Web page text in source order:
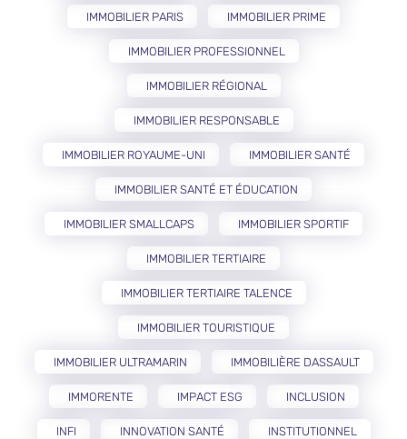
IMMOBILIER PARIS IMMOBILIER PRIME
IMMOBILIER PROFESSIONNEL
IMMOBILIER RÉGIONAL
IMMOBILIER RESPONSABLE
IMMOBILIER ROYAUME-UNI IMMOBILIER SANTÉ
IMMOBILIER SANTÉ ET ÉDUCATION
IMMOBILIER SMALLCAPS IMMOBILIER SPORTIF
IMMOBILIER TERTIAIRE
IMMOBILIER TERTIAIRE TALENCE
IMMOBILIER TOURISTIQUE
IMMOBILIER ULTRAMARIN IMMOBILIÈRE DASSAULT
IMMORENTE IMPACT ESG INCLUSION
INFI INNOVATION SANTÉ INSTITUTIONNEL